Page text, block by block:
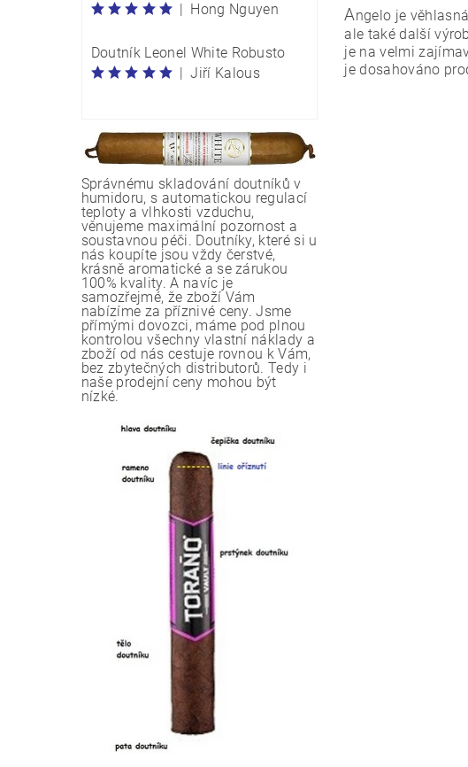
Hong Nguyen
Doutník Leonel White Robusto
Jiří Kalous
Správnému skladování doutníků v
humidoru, s automatickou regulací
teploty a vlhkosti vzduchu,
věnujeme maximální pozornost a
soustavnou péči. Doutníky, které si u
nás koupíte jsou vždy čerstvé,
krásně aromatické a se zárukou
100% kvality. A navíc je
samozřejmé, že zboží Vám
nabízíme za příznivé ceny. Jsme
přímými dovozci, máme pod plnou
kontrolou všechny vlastní náklady a
zboží od nás cestuje rovnou k Vám,
bez zbytečných distributorů. Tedy i
naše prodejní ceny mohou být
nízké.
Angelo je
ale také další
je na velmi
je dosahováno